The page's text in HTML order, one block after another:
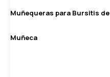
Muñequeras para Bursitis de
Muñeca